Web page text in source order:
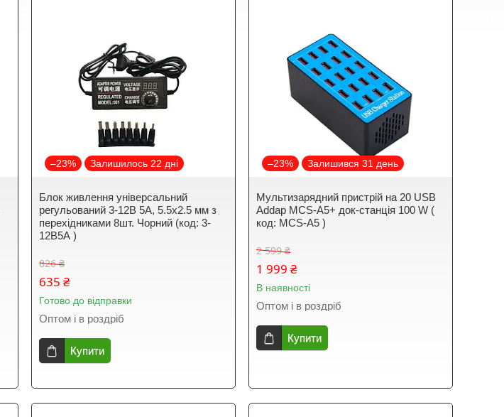
–23% Залишилось 22 дні
Блок живлення універсальний
регульований 3-12В 5А, 5.5x2.5 мм з
перехідниками 8шт. Чорний (код: 3-
12В5А )
826 ₴
635 ₴
Готово до відправки
Оптом і в роздріб
Купити
–23% Залишився 31 день
Мультизарядний пристрій на 20 USB
Addap MCS-A5+ док-станція 100 W (
код: MCS-A5 )
2 599 ₴
1 999 ₴
В наявності
Оптом і в роздріб
Купити